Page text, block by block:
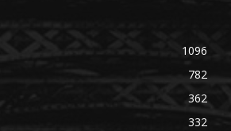
1096
782
362
332